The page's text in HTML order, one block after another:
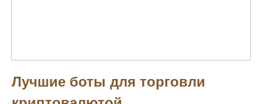
Лучшие боты для торговли